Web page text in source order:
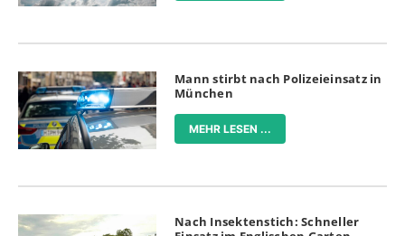
Mann stirbt nach Polizeieinsatz in
München
MEHR LESEN ...
Nach Insektenstich: Schneller